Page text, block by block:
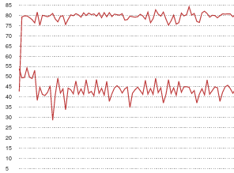
5
10
15
20
25
30
35
40
45
50
55
60
65
70
75
80
85